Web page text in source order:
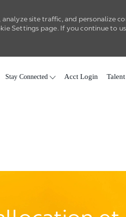
site traffic, and personalize
Settings page. If you continue to
Stay Connected Acct Login